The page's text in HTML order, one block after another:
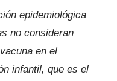
epidemiológica
no consideran
en el
infantil, que es el